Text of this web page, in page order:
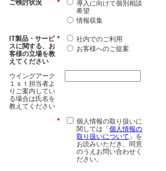
*
ご検討状況
導入に向けて個別相談
希望
情報収集
*
IT製品・サービ
スに関する、お
客様の立場を教
えてください
社内でのご利用
お客様へのご提案
ウイングアーク
１ｓｔ担当者よ
りご案内してい
る場合は氏名を
教えてください
*
個人情報の取り扱いに
関しては「個人情報の
取り扱いについて 」を
お読みいただき、同意
のうえお問い合わせく
ださい。